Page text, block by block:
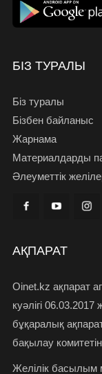
БІЗ ТУРАЛЫ
Біз туралы
Бізбен байланыс
Жарнама
Материалдарды
Әлеуметтік
АҚПАРАТ
Oinet.kz ақпарат
куәлігі
бұқаралық
бақылау
Желілік басылым